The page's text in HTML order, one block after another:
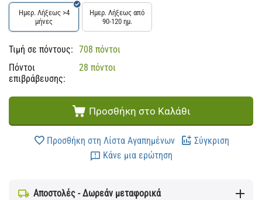
Ημερ. Λήξεως >4
μήνες
Ημερ. Λήξεως από
90-120 ημ.
Τιμή σε πόντους: 708 πόντοι
Πόντοι
επιβράβευσης:
28 πόντοι
Προσθήκη στο Καλάθι
Προσθήκη στη Λίστα Αγαπημένων
Σύγκριση
Κάνε μια ερώτηση
Αποστολές - Δωρεάν μεταφορικά